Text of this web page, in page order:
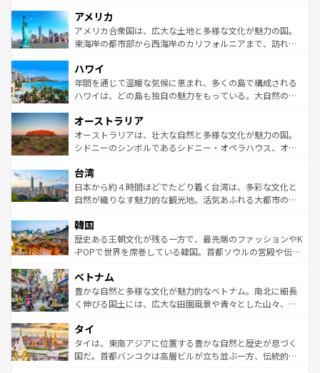
ンツ一覧を参照してほしい。
の建物がそのまま残る町や、スイスならではのユニークな
博物館もあり、アルプス観光だけでなく町歩きも満喫する
ことができる。国民の所得が高いため物価も高いが、旅行
ば市内交通費無料で観光を楽しむこともできる。 なお、新
着のスイス情報はコンテンツ一覧 を参照してほしい。
アメリカ
アメリカ合衆国は、広大な土地と多様な文化が魅力の国。
東海岸の都市部から西海岸のカリフォルニアまで、訪れる
のような巨大都市は、観光、ショッピング、エンターテイ
ンメントが詰まった刺激的なスポットだ。一方、アメリカ
西部には大自然が広がり、グランドキャニオンやイエロー
部のニューオーリンズでは、音楽と美食が融合した独特の
文化が魅力。旅行者はアメリカの各地域で異なる魅力を楽
しみながら、その多様性と豊かな歴史を感じることができ
ならではの贅沢な旅のスタイルだ。 なお、新着のアメリカ
情報はコンテンツ一覧を参照してほしい。
ハワイ
年間を通じて温暖な気候に恵まれ、多くの島で構成される
ハワイは、どの島も独自の魅力をもっている。大自然の神
ワイ島は見逃せない。また、定番の観光地といえばオアフ
島だが、静かな自然を求めるならマウイ島やカウアイ島が
おすすめ。エメラルドグリーンに輝く海をはじめ、豊かな
れるおもてなしの心で訪れる人々を迎えてくれるハワイの
人々、おいしいローカルフードやハワイアンミュージッ
ク、伝統的なフラダンスなど、すべてがハワイの魅力を彩
ワイを、存分に味わってほしい。 なお、新着のハワイ情報
はコンテンツ一覧を参照してほしい。
オーストラリア
オーストラリアは、壮大な自然と多様な文化が魅力の国。
シドニーのシンボルであるシドニー・オペラハウス、オー
リアリーフや大陸中央部にそびえるウルル（エアーズロッ
ク）、タスマニアの美しい原生林やケアンズの熱帯雨林な
ど、見どころがたくさん。また、カフェやワイン、オージ
いる。アクティビティも充実しており、サーフィンやダイ
ビング、ハイキングなど、アウトドア好きにはたまらな
い。オーストラリアの多彩な魅力を存分に味わいつくそ
参照してほしい。
台湾
日本から約４時間ほどでたどり着く台湾は、多彩な文化と
自然が織りなす魅力的な観光地。活気あふれる大都市の台
ン）、静ひつな山岳地帯である台湾東部など、都市の喧騒
と山間の静けさが共存しており、訪れる人に新しい発見と
驚きをもたらしてくれる。また、奥深い台湾の食文化も魅
容にもいいと評判のスイーツなど、バラエティ豊かな料理
が味わえる。 なお、新着の台湾情報は コンテンツ一覧を参
照してほしい。
韓国
歴史ある王朝文化が残る一方で、最先端のファッションやK
-POPで世界を席巻している韓国。首都ソウルの宮殿や伝統
き、地方に足を延ばせば四季折々の自然美を楽しむことが
できる。そして、キムチや焼肉、絶品のストリートフード
まで、さまざまな韓国料理が待っている。夜には、韓国な
リティに包まれながら、韓国の多彩な魅力を心ゆくまで味
わってみてほしい。 なお、新着の韓国情報はコンテンツ一
覧を参照してほしい。
ベトナム
豊かな自然と多様な文化が魅力的なベトナム。南北に細長
く伸びる国土には、広大な田園風景や青々とした山々、世
急速な発展と共に伝統が息づく。ハノイの古い町並みやホ
ーチミン市のフランス統治時代の建物も、独特の雰囲気を
醸し出している。また、バラエティの豊かさとおいしさで
タイ
タイは、東南アジアに位置する豊かな自然と歴史が息づく
国だ。首都バンコクは高層ビルが立ち並ぶ一方、伝統的な